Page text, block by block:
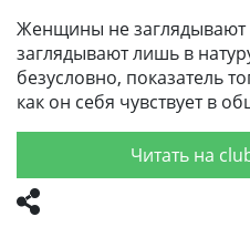
Женщины не заглядывают
заглядывают лишь в
безусловно, показатель
как он себя чувствует в
Читать на